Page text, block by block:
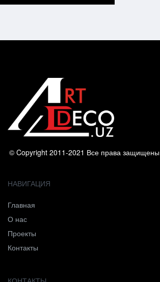
© Copyright 2011-2021 Все права защищены
НАВИГАЦИЯ
Главная
О нас
Проекты
Контакты